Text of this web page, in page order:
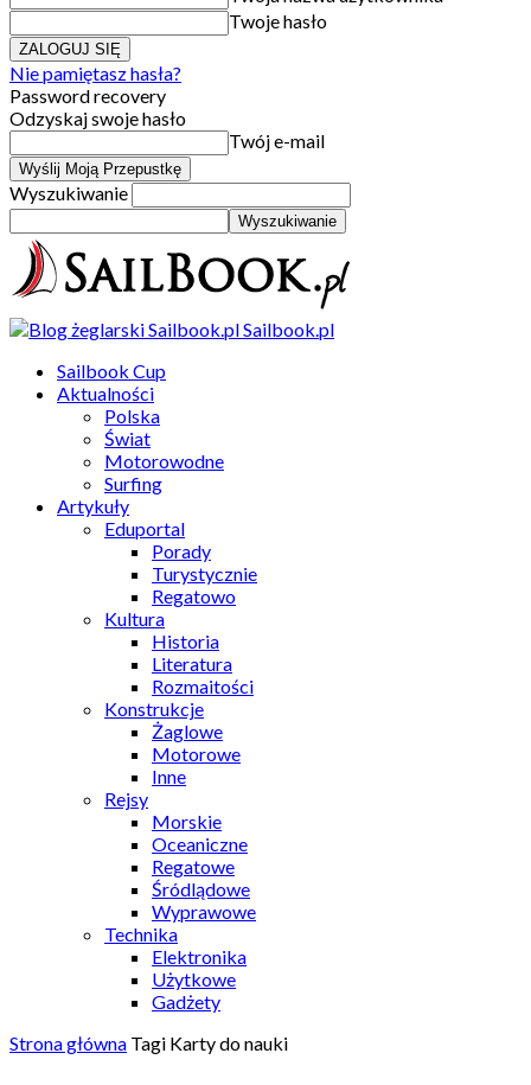
Twoje hasło
Nie pamiętasz hasła?
Password recovery
Odzyskaj swoje hasło
Twój e-mail
Wyszukiwanie
Sailbook.pl
Sailbook Cup
Aktualności
Polska
Świat
Motorowodne
Surfing
Artykuły
Eduportal
Porady
Turystycznie
Regatowo
Kultura
Historia
Literatura
Rozmaitości
Konstrukcje
Żaglowe
Motorowe
Inne
Rejsy
Morskie
Oceaniczne
Regatowe
Śródlądowe
Wyprawowe
Technika
Elektronika
Użytkowe
Gadżety
Strona główna Tagi Karty do nauki